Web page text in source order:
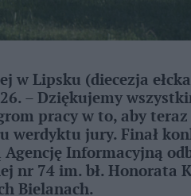
w Lipsku (diecezja
– Dziękujemy
pracy w to, aby
werdyktu jury. Finał
Informacyjną
nr 74 im. bł. Honorata
Bielanach.